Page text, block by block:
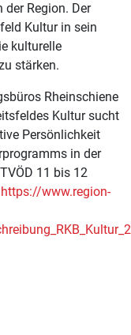
Region. Der
Kultur in sein
kulturelle
stärken.
Rheinschiene
Kultur sucht
Persönlichkeit
in der
11 bis 12
https://www.region-